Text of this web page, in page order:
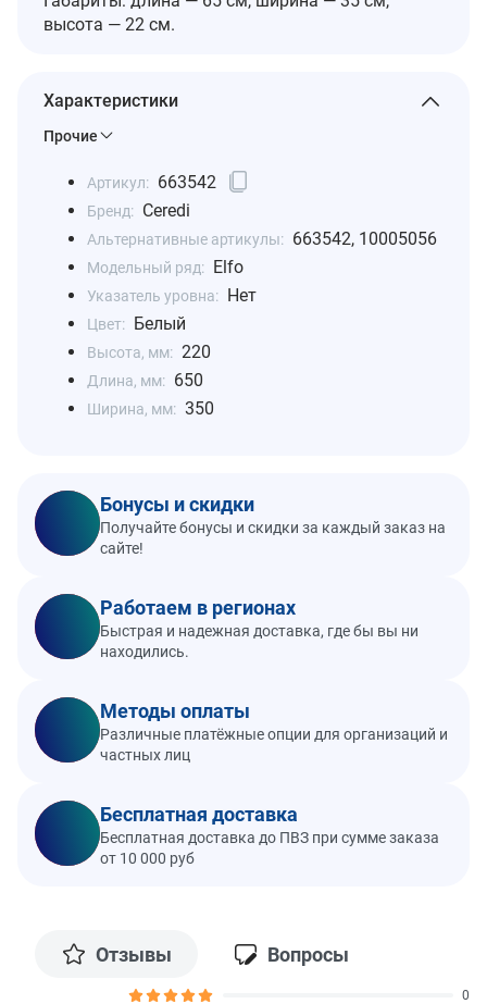
высота — 22 см.
Характеристики
Прочие
Артикул: 663542
Бренд: Ceredi
Альтернативные артикулы: 663542, 10005056
Модельный ряд: Elfo
Указатель уровна: Нет
Цвет: Белый
Высота, мм: 220
Длина, мм: 650
Ширина, мм: 350
Бонусы и скидки
Получайте бонусы и скидки за каждый заказ на
сайте!
Работаем в регионах
Быстрая и надежная доставка, где бы вы ни
находились.
Методы оплаты
Различные платёжные опции для организаций и
частных лиц
Бесплатная доставка
Бесплатная доставка до ПВЗ при сумме заказа
от 10 000 руб
Отзывы Вопросы
0